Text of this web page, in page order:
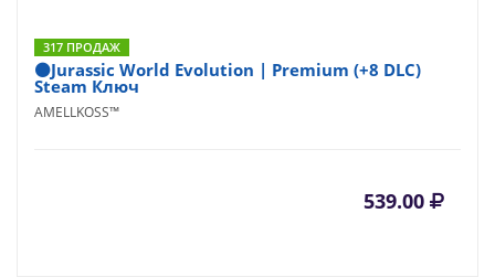
317 ПРОДАЖ
⚫Jurassic World Evolution | Premium (+8 DLC)
Steam Ключ
AMELLKOSS™
539.00